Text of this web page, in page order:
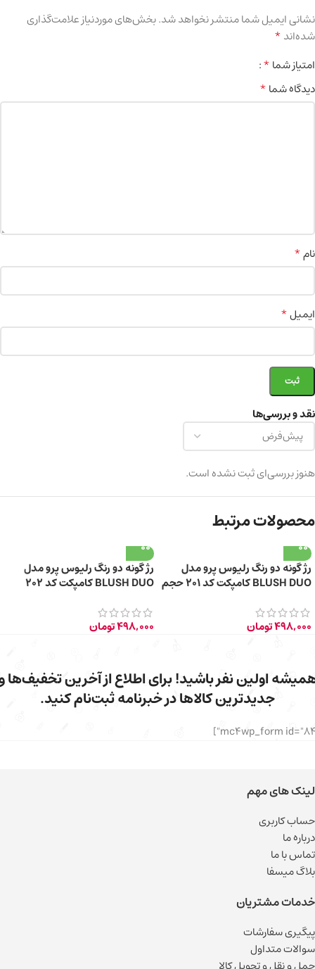
نقد و بررسی‌ها
هنوز بررسی‌ای ثبت نشده است.
نشانی ایمیل شما منتشر نخواهد شد.بخش‌های موردنیاز علامت‌گذاری
شده‌اند*
امتیاز شما*
دیدگاه شما*
نام*
ایمیل*
محصولات مرتبط
رژ گونه دو رنگ رلیوس پرو مدل
BLUSH DUO کامپکت کد 201 حجم
498,000تومان
رژ گونه دو رنگ رلیوس پرو مدل
BLUSH DUO کامپکت کد 202
498,000تومان
اولین نفر باشید! برای اطلاع از آخرین تخفیف‌ها
جدیدترین کالاها در خبرنامه ثبت‌نام کنید.
لینک های مهم
حساب کاربری
درباره ما
تماس با ما
بلاگ میسفا
خدمات مشتریان
پیگیری سفارشات
سوالات متداول